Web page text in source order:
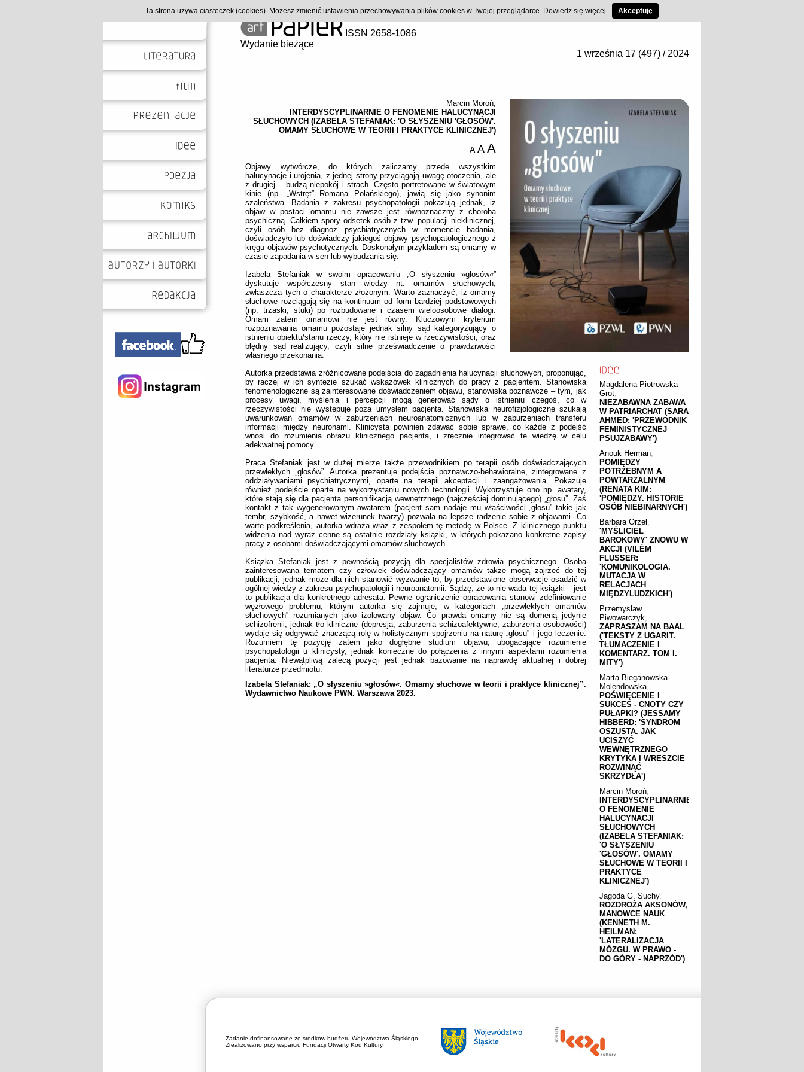
ISSN 2658-1086
Wydanie bieżące
1 września 17 (497) / 2024
Magdalena Piotrowska-
Grot,
NIEZABAWNA ZABAWA
W PATRIARCHAT (SARA
AHMED: 'PRZEWODNIK
FEMINISTYCZNEJ
PSUJZABAWY')
Anouk Herman,
POMIĘDZY
POTRZEBNYM A
POWTARZALNYM
(RENATA KIM:
'POMIĘDZY. HISTORIE
OSÓB NIEBINARNYCH')
Barbara Orzeł,
'MYŚLICIEL
BAROKOWY' ZNOWU W
AKCJI (VILÉM
FLUSSER:
'KOMUNIKOLOGIA.
MUTACJA W
RELACJACH
MIĘDZYLUDZKICH')
Przemysław
Piwowarczyk,
ZAPRASZAM NA BAAL
('TEKSTY Z UGARIT.
TŁUMACZENIE I
KOMENTARZ. TOM I.
MITY')
Marta Bieganowska-
Molendowska,
POŚWIĘCENIE I
SUKCES - CNOTY CZY
PUŁAPKI? (JESSAMY
HIBBERD: 'SYNDROM
OSZUSTA. JAK
UCISZYĆ
WEWNĘTRZNEGO
KRYTYKA I WRESZCIE
ROZWINĄĆ
SKRZYDŁA')
Marcin Moroń,
INTERDYSCYPLINARNIE
O FENOMENIE
HALUCYNACJI
SŁUCHOWYCH
(IZABELA STEFANIAK:
'O SŁYSZENIU
'GŁOSÓW'. OMAMY
SŁUCHOWE W TEORII I
PRAKTYCE
KLINICZNEJ')
Jagoda G. Suchy,
ROZDROŻA AKSONÓW,
MANOWCE NAUK
(KENNETH M.
HEILMAN:
'LATERALIZACJA
MÓZGU. W PRAWO -
DO GÓRY - NAPRZÓD')
Marcin Moroń,
INTERDYSCYPLINARNIE O FENOMENIE HALUCYNACJI
SŁUCHOWYCH (IZABELA STEFANIAK: 'O SŁYSZENIU 'GŁOSÓW'.
OMAMY SŁUCHOWE W TEORII I PRAKTYCE KLINICZNEJ')
A A A
Objawy wytwórcze, do których zaliczamy przede wszystkim
halucynacje i urojenia, z jednej strony przyciągają uwagę otoczenia, ale
z drugiej – budzą niepokój i strach. Często portretowane w światowym
kinie (np. „Wstręt” Romana Polańskiego), jawią się jako synonim
szaleństwa. Badania z zakresu psychopatologii pokazują jednak, iż
objaw w postaci omamu nie zawsze jest równoznaczny z choroba
psychiczną. Całkiem spory odsetek osób z tzw. populacji nieklinicznej,
czyli osób bez diagnoz psychiatrycznych w momencie badania,
doświadczyło lub doświadczy jakiegoś objawy psychopatologicznego z
kręgu objawów psychotycznych. Doskonałym przykładem są omamy w
czasie zapadania w sen lub wybudzania się.
Izabela Stefaniak w swoim opracowaniu „O słyszeniu »głosów«”
dyskutuje współczesny stan wiedzy nt. omamów słuchowych,
zwłaszcza tych o charakterze złożonym. Warto zaznaczyć, iż omamy
słuchowe rozciągają się na kontinuum od form bardziej podstawowych
(np. trzaski, stuki) po rozbudowane i czasem wieloosobowe dialogi.
Omam zatem omamowi nie jest równy. Kluczowym kryterium
rozpoznawania omamu pozostaje jednak silny sąd kategoryzujący o
istnieniu obiektu/stanu rzeczy, który nie istnieje w rzeczywistości, oraz
błędny sąd realizujący, czyli silne przeświadczenie o prawdziwości
własnego przekonania.
Autorka przedstawia zróżnicowane podejścia do zagadnienia halucynacji słuchowych, proponując,
by raczej w ich syntezie szukać wskazówek klinicznych do pracy z pacjentem. Stanowiska
fenomenologiczne są zainteresowane doświadczeniem objawu, stanowiska poznawcze – tym, jak
procesy uwagi, myślenia i percepcji mogą generować sądy o istnieniu czegoś, co w
rzeczywistości nie występuje poza umysłem pacjenta. Stanowiska neurofizjologiczne szukają
uwarunkowań omamów w zaburzeniach neuroanatomicznych lub w zaburzeniach transferu
informacji między neuronami. Klinicysta powinien zdawać sobie sprawę, co każde z podejść
wnosi do rozumienia obrazu klinicznego pacjenta, i zręcznie integrować te wiedzę w celu
adekwatnej pomocy.
Praca Stefaniak jest w dużej mierze także przewodnikiem po terapii osób doświadczających
przewlekłych „głosów”. Autorka prezentuje podejścia poznawczo-behawioralne, zintegrowane z
oddziaływaniami psychiatrycznymi, oparte na terapii akceptacji i zaangażowania. Pokazuje
również podejście oparte na wykorzystaniu nowych technologii. Wykorzystuje ono np. awatary,
które stają się dla pacjenta personifikacją wewnętrznego (najczęściej dominującego) „głosu”. Zaś
kontakt z tak wygenerowanym awatarem (pacjent sam nadaje mu właściwości „głosu” takie jak
tembr, szybkość, a nawet wizerunek twarzy) pozwala na lepsze radzenie sobie z objawami. Co
warte podkreślenia, autorka wdraża wraz z zespołem tę metodę w Polsce. Z klinicznego punktu
widzenia nad wyraz cenne są ostatnie rozdziały książki, w których pokazano konkretne zapisy
pracy z osobami doświadczającymi omamów słuchowych.
Książka Stefaniak jest z pewnością pozycją dla specjalistów zdrowia psychicznego. Osoba
zainteresowana tematem czy człowiek doświadczający omamów także mogą zajrzeć do tej
publikacji, jednak może dla nich stanowić wyzwanie to, by przedstawione obserwacje osadzić w
ogólnej wiedzy z zakresu psychopatologii i neuroanatomii. Sądzę, że to nie wada tej książki – jest
to publikacja dla konkretnego adresata. Pewne ograniczenie opracowania stanowi zdefiniowanie
węzłowego problemu, którym autorka się zajmuje, w kategoriach „przewlekłych omamów
słuchowych” rozumianych jako izolowany objaw. Co prawda omamy nie są domeną jedynie
schizofrenii, jednak tło kliniczne (depresja, zaburzenia schizoafektywne, zaburzenia osobowości)
wydaje się odgrywać znaczącą rolę w holistycznym spojrzeniu na naturę „głosu” i jego leczenie.
Rozumiem tę pozycję zatem jako dogłębne studium objawu, ubogacające rozumienie
psychopatologii u klinicysty, jednak konieczne do połączenia z innymi aspektami rozumienia
pacjenta. Niewątpliwą zalecą pozycji jest jednak bazowanie na naprawdę aktualnej i dobrej
literaturze przedmiotu.
Izabela Stefaniak: „O słyszeniu »głosów«. Omamy słuchowe w teorii i praktyce klinicznej”.
Wydawnictwo Naukowe PWN. Warszawa 2023.
Zadanie dofinansowane ze środków budżetu Województwa Śląskiego.
Zrealizowano przy wsparciu Fundacji Otwarty Kod Kultury.
Ta strona używa ciasteczek (cookies). Możesz zmienić ustawienia przechowywania plików cookies w Twojej przeglądarce. Dowiedz się więcej Akceptuję